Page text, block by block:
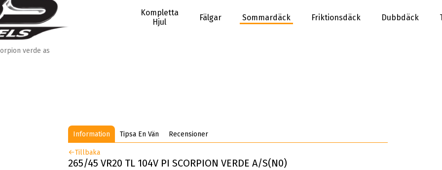
Kompletta
Hjul
Fälgar Sommardäck Friktionsdäck Dubbdäck
verde as
Information Tipsa En Vän Recensioner
Tillbaka
265/45 VR20 TL 104V PI SCORPION VERDE A/S(N0)